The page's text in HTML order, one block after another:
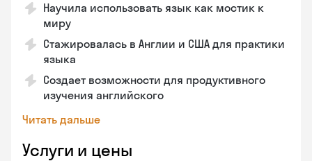
Научила использовать язык как мостик к
миру
Стажировалась в Англии и США для практики
языка
Создает возможности для продуктивного
изучения английского
Читать дальше
Услуги и цены